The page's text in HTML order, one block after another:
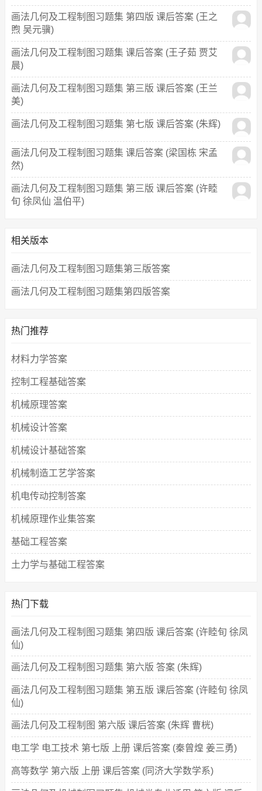
画法几何及工程制图习题集 第四版 课后答案 (王之
煦 吴元骥)
画法几何及工程制图习题集 课后答案 (王子茹 贾艾
晨)
画法几何及工程制图习题集 第三版 课后答案 (王兰
美)
画法几何及工程制图习题集 第七版 课后答案 (朱辉)
画法几何及工程制图习题集 课后答案 (梁国栋 宋孟
然)
画法几何及工程制图习题集 第三版 课后答案 (许睦
旬 徐凤仙 温伯平)
相关版本
画法几何及工程制图习题集第三版答案
画法几何及工程制图习题集第四版答案
热门推荐
材料力学答案
控制工程基础答案
机械原理答案
机械设计答案
机械设计基础答案
机械制造工艺学答案
机电传动控制答案
机械原理作业集答案
基础工程答案
土力学与基础工程答案
热门下载
画法几何及工程制图习题集 第四版 课后答案 (许睦旬 徐凤
仙)
画法几何及工程制图习题集 第六版 答案 (朱辉)
画法几何及工程制图习题集 第五版 课后答案 (许睦旬 徐凤
仙)
画法几何及工程制图 第六版 课后答案 (朱辉 曹桄)
电工学 电工技术 第七版 上册 课后答案 (秦曾煌 姜三勇)
高等数学 第六版 上册 课后答案 (同济大学数学系)